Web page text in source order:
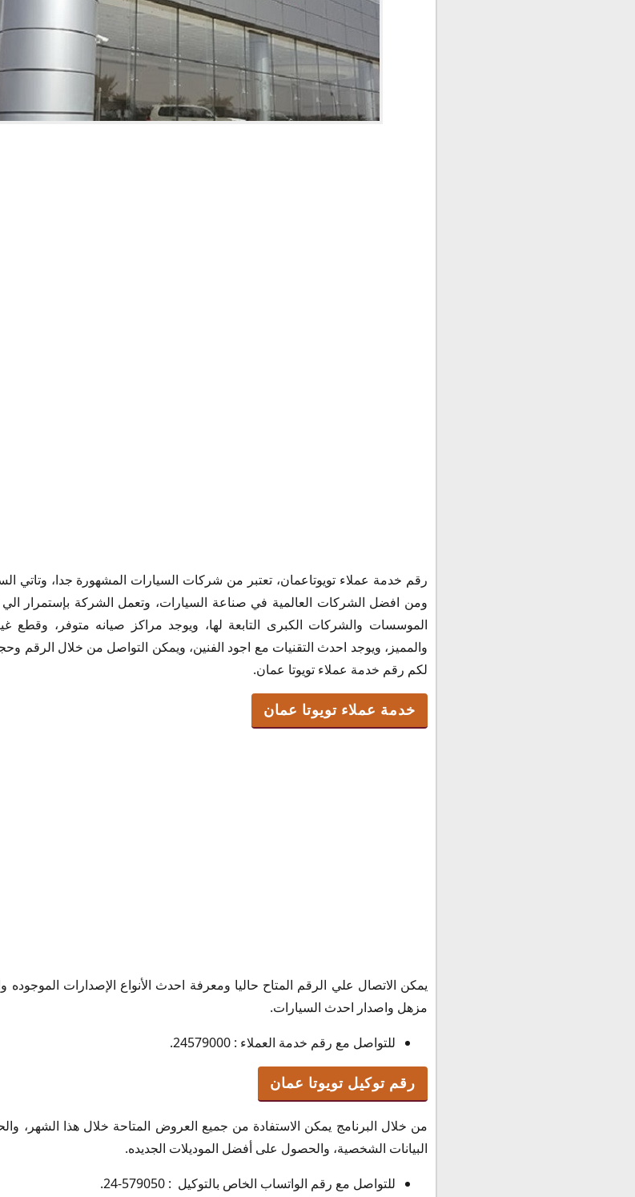
رقم توكيل تويوتا عمان
رقم مركزصيانة تويوتا
عنوان مركز صيانة تويوتا فى عمان
مواعيد عمل شركة تويوتا
كيفيه حجز موعد صيانة Toyota اون لاين ؟
رقم خدمة عملاء تويوتاعمان، تعتبر من شركات السيارات المشهورة جدا، وتاتي
ومن افضل الشركات العالمية في صناعة السيارات، وتعمل الشركة بإستمرار الي
الموسسات والشركات الكبرى التابعة لها، ويوجد مراكز صيانه متوفر، وقطع
والمميز، ويوجد احدث التقنيات مع اجود الفنين، ويمكن التواصل من خلال الرقم
لكم رقم خدمة عملاء تويوتا عمان.
خدمة عملاء تويوتا عمان
يمكن الاتصال علي الرقم المتاح حاليا ومعرفة احدث الأنواع الإصدارات
مزهل واصدار احدث السيارات.
للتواصل مع رقم خدمة العملاء : 24579000.
رقم توكيل تويوتا عمان
من خلال البرنامج يمكن الاستفادة من جميع العروض المتاحة خلال هذا الشهر،
البيانات الشخصية، والحصول على أفضل الموديلات الجديده.
للتواصل مع رقم الواتساب الخاص بالتوكيل : 579050-24.